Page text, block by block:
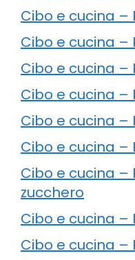
Cibo e cucina –
Cibo e cucina –
Cibo e cucina –
Cibo e cucina –
Cibo e cucina –
Cibo e cucina –
Cibo e cucina –
zucchero
Cibo e cucina –
Cibo e cucina